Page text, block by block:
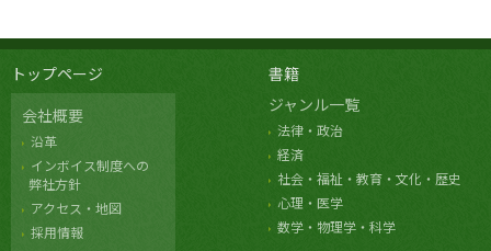
トップページ
会社概要
沿革
インボイス制度への
弊社方針
アクセス・地図
採用情報
書籍
ジャンル一覧
法律・政治
経済
社会・福祉・教育・文化・歴史
心理・医学
数学・物理学・科学